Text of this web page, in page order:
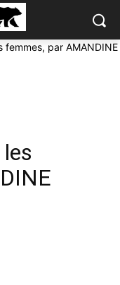
femmes, par AMANDINE